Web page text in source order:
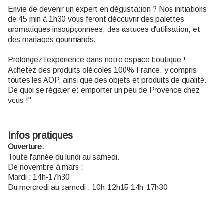
Envie de devenir un expert en dégustation ? Nos initiations
de 45 min à 1h30 vous feront découvrir des palettes
aromatiques insoupçonnées, des astuces d'utilisation, et
des mariages gourmands.
Prolongez l'expérience dans notre espace boutique !
Achetez des produits oléicoles 100% France, y compris
toutes les AOP, ainsi que des objets et produits de qualité.
De quoi se régaler et emporter un peu de Provence chez
vous !"
Infos pratiques
Ouverture:
Toute l'année du lundi au samedi.
De novembre à mars :
Mardi : 14h-17h30
Du mercredi au samedi : 10h-12h15 14h-17h30